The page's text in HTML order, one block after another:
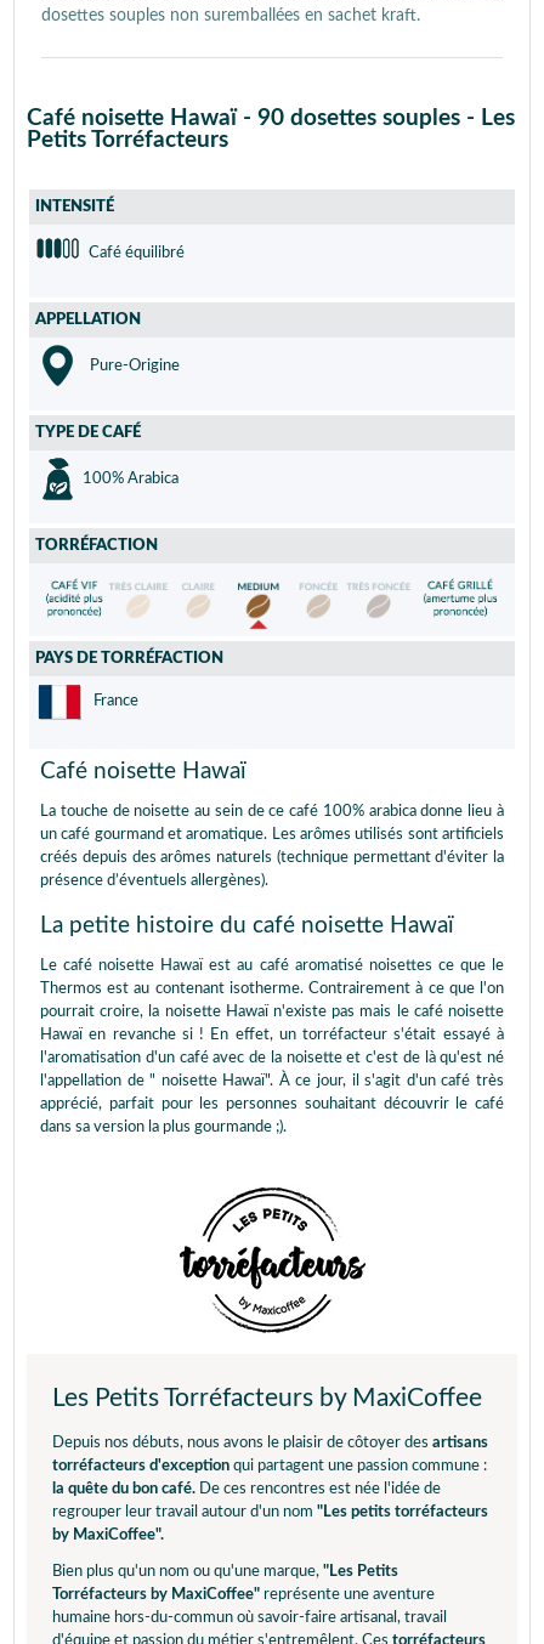
dosettes souples non suremballées en sachet kraft.
Café noisette Hawaï - 90 dosettes souples - Les
Petits Torréfacteurs
INTENSITÉ
Café équilibré
APPELLATION
Pure-Origine
TYPE DE CAFÉ
100% Arabica
TORRÉFACTION
PAYS DE TORRÉFACTION
France
Café noisette Hawaï
La touche de noisette au sein de ce café 100% arabica donne lieu à
un café gourmand et aromatique. Les arômes utilisés sont artificiels
créés depuis des arômes naturels (technique permettant d'éviter la
présence d’éventuels allergènes).
La petite histoire du café noisette Hawaï
Le café noisette Hawaï est au café aromatisé noisettes ce que le
Thermos est au contenant isotherme. Contrairement à ce que l'on
pourrait croire, la noisette Hawaï n'existe pas mais le café noisette
Hawaï en revanche si ! En effet, un torréfacteur s'était essayé à
l'aromatisation d'un café avec de la noisette et c'est de là qu'est né
l'appellation de " noisette Hawaï". À ce jour, il s'agit d'un café très
apprécié, parfait pour les personnes souhaitant découvrir le café
dans sa version la plus gourmande ;).
Les Petits Torréfacteurs by MaxiCoffee
Depuis nos débuts, nous avons le plaisir de côtoyer des artisans
torréfacteurs d'exception qui partagent une passion commune :
la quête du bon café. De ces rencontres est née l'idée de
regrouper leur travail autour d'un nom "Les petits torréfacteurs
by MaxiCoffee".
Bien plus qu'un nom ou qu'une marque, "Les Petits
Torréfacteurs by MaxiCoffee" représente une aventure
humaine hors-du-commun où savoir-faire artisanal, travail